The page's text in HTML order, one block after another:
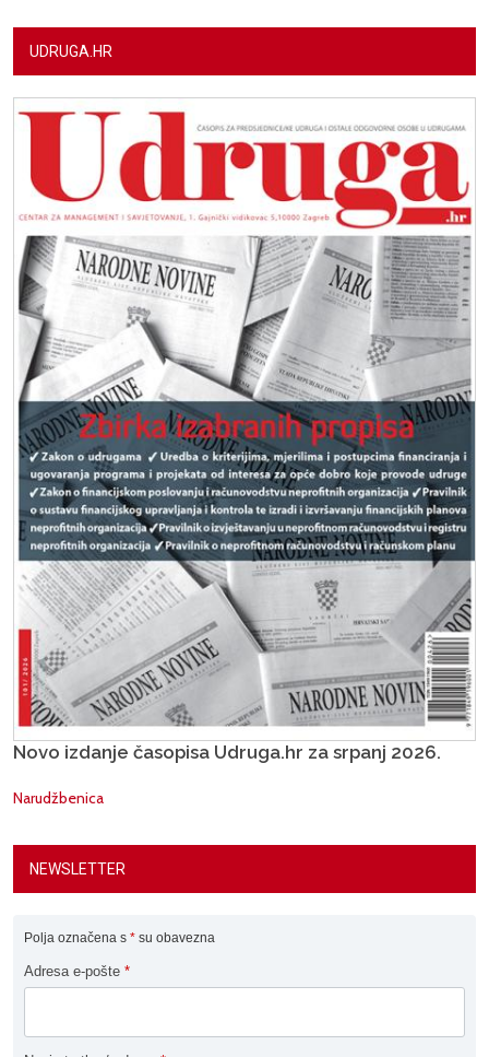
UDRUGA.HR
Novo izdanje časopisa Udruga.hr za srpanj 2026.
Narudžbenica
NEWSLETTER
Polja označena s * su obavezna
Adresa e-pošte *